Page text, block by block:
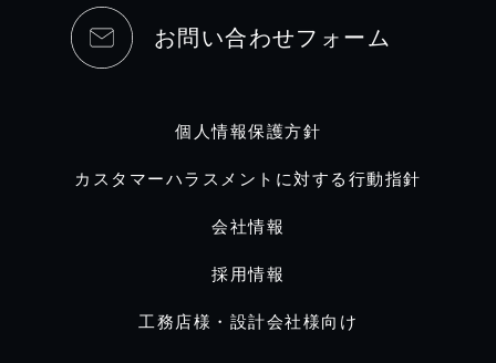
お問い合わせフォーム
個人情報保護方針
カスタマーハラスメントに対する行動指針
会社情報
採用情報
工務店様・設計会社様向け